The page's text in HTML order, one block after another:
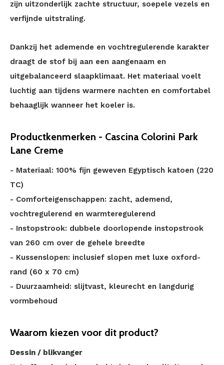
zijn uitzonderlijk zachte structuur, soepele vezels en
verfijnde uitstraling.
Dankzij het ademende en vochtregulerende karakter
draagt de stof bij aan een aangenaam en
uitgebalanceerd slaapklimaat. Het materiaal voelt
luchtig aan tijdens warmere nachten en comfortabel
behaaglijk wanneer het koeler is.
Productkenmerken - Cascina Colorini Park
Lane Creme
- Materiaal: 100% fijn geweven Egyptisch katoen (220
TC)
- Comforteigenschappen: zacht, ademend,
vochtregulerend en warmteregulerend
- Instopstrook: dubbele doorlopende instopstrook
van 260 cm over de gehele breedte
- Kussenslopen: inclusief slopen met luxe oxford-
rand (60 x 70 cm)
- Duurzaamheid: slijtvast, kleurecht en langdurig
vormbehoud
Waarom kiezen voor dit product?
Dessin / blikvanger